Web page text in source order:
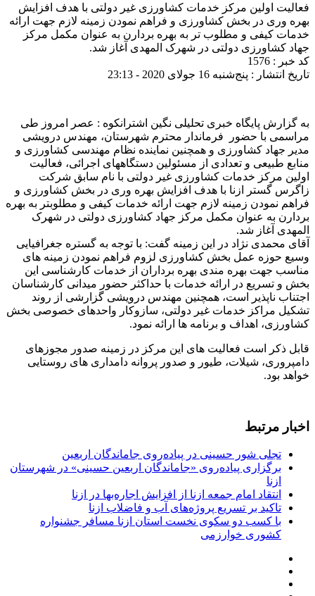
فعالیت اولین مرکز خدمات کشاورزی غیر دولتی با هدف افزایش
بهره وری در بخش کشاورزی و فراهم نمودن زمینه لازم جهت ارائه
خدمات کیفی و مطلوب تر به بهره بردارن به عنوان مکمل مرکز
جهاد کشاورزی دولتی در شهرک المهدی آغاز شد.
کد خبر : 1576
تاریخ انتشار : پنج‌شنبه 16 جولای 2020 - 23:13
به گزارش پایگاه خبری تحلیلی نگین اشترانکوه : عصر امروز طی
مراسمی با حضور فرماندار محترم شهرستان، مهندس درویشی
مدیر جهاد کشاورزی و همچنین نماینده نظام مهندسی کشاورزی و
منابع طبیعی و تعدادی از مسئولین دستگاههای اجرائی، فعالیت
اولین مرکز خدمات کشاورزی غیر دولتی با نام سابق شرکت
زاگرس گستر ازنا با هدف افزایش بهره وری در بخش کشاورزی و
فراهم نمودن زمینه لازم جهت ارائه خدمات کیفی و مطلوبتر به بهره
بردارن به عنوان مکمل مرکز جهاد کشاورزی دولتی در شهرک
المهدی آغاز شد.
آقای محمدی نژاد در این زمینه گفت: با توجه به گستره جغرافیایی
وسیع حوزه عمل بخش کشاورزی لزوم فراهم نمودن زمینه های
مناسب جهت بهره مندی بهره برداران از خدمات کارشناسی این
بخش و تسریع در ارائه خدمات با حداکثر حضور میدانی کارشناسان
اجتناب ناپذیر است، همچنین مهندس درویشی گزارشی از روند
تشکیل مراکز خدمات غیر دولتی، سازوکار واحدهای خصوصی بخش
کشاورزی، اهداف و برنامه ها ارائه نمود.
قابل ذکر است فعالیت های این مرکز در زمینه صدور مجوزهای
دامپروری، شیلات، طیور و صدور پروانه دامداری های روستایی
خواهد بود.
اخبار مرتبط
تجلی شور حسینی در پیاده‌روی جاماندگان اربعین
برگزاری پیاده‌روی «جاماندگان اربعین حسینی» در شهرستان
ازنا
انتقاد امام جمعه ازنا از افزایش اجاره‌بها در ازنا
تاکید بر تسریع پروژه‌های آب و فاضلاب ازنا
با کسب دو سکوی نخست استان ازنا مسافر جشنواره
کشوری خوارزمی